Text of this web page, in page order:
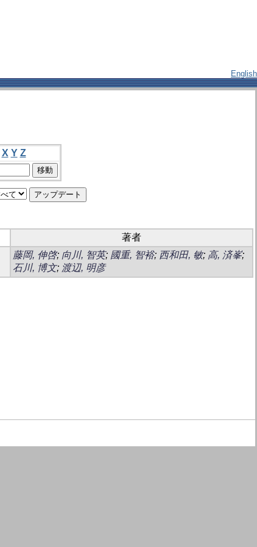
English
X Y Z
著者
藤岡, 伸啓; 向川, 智英; 國重, 智裕; 西和田, 敏; 高, 済峯;
石川, 博文; 渡辺, 明彦